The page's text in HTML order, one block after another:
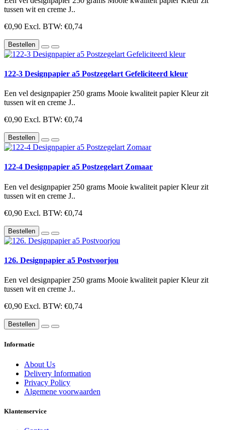
tussen wit en creme J..
€0,90 Excl. BTW: €0,74
Bestellen
122-3 Designpapier a5 Postzegelart Gefeliciteerd kleur
Een vel designpapier 250 grams Mooie kwaliteit papier Kleur zit
tussen wit en creme J..
€0,90 Excl. BTW: €0,74
Bestellen
122-4 Designpapier a5 Postzegelart Zomaar
Een vel designpapier 250 grams Mooie kwaliteit papier Kleur zit
tussen wit en creme J..
€0,90 Excl. BTW: €0,74
Bestellen
126. Designpapier a5 Postvoorjou
Een vel designpapier 250 grams Mooie kwaliteit papier Kleur zit
tussen wit en creme J..
€0,90 Excl. BTW: €0,74
Bestellen
Informatie
About Us
Delivery Information
Privacy Policy
Algemene voorwaarden
Klantenservice